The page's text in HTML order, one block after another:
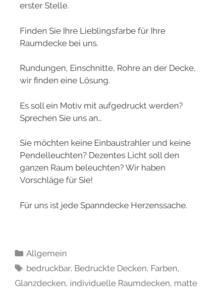
erster Stelle.
Finden Sie Ihre Lieblingsfarbe für Ihre
Raumdecke bei uns.
Rundungen, Einschnitte, Rohre an der Decke,
wir finden eine Lösung.
Es soll ein Motiv mit aufgedruckt werden?
Sprechen Sie uns an…
Sie möchten keine Einbaustrahler und keine
Pendelleuchten? Dezentes Licht soll den
ganzen Raum beleuchten? Wir haben
Vorschläge für Sie!
Für uns ist jede Spanndecke Herzenssache.
Allgemein
bedruckbar, Bedruckte Decken, Farben,
Glanzdecken, individuelle Raumdecken, matte